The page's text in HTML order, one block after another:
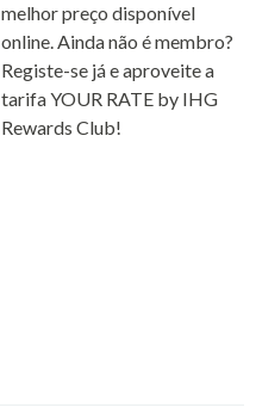
melhor preço disponível
online. Ainda não é membro?
Registe-se já e aproveite a
tarifa YOUR RATE by IHG
Rewards Club!